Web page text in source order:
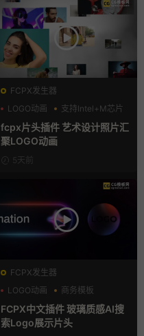
FCPX发生器
LOGO动画
支持Intel+M芯片
汇聚
fcpx片头插件 艺术设计照片汇
聚LOGO动画
5天前
FCPX发生器
LOGO动画
商务模板
支持Intel+M芯片
FCPX中文插件 玻璃质感AI搜
索Logo展示片头